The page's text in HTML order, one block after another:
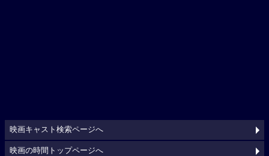
映画キャスト検索ページへ
映画の時間トップページへ